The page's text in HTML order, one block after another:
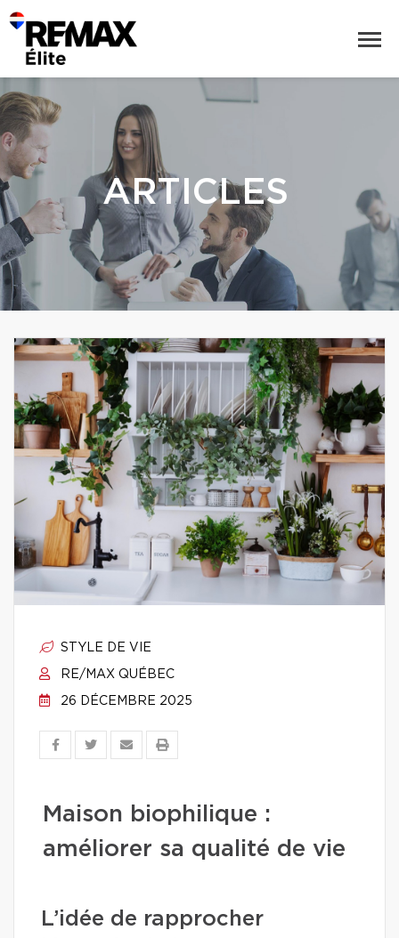
ARTICLES
STYLE DE VIE
RE/MAX QUÉBEC
26 DÉCEMBRE 2025
Maison biophilique :
améliorer sa qualité de vie
L’idée de rapprocher